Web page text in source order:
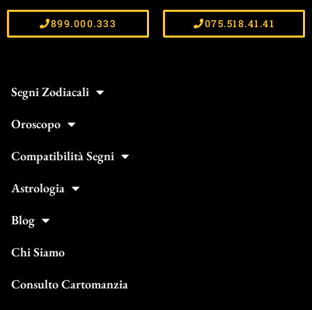
899.000.333 075.518.41.41
Segni Zodiacali
Oroscopo
Compatibilità Segni
Astrologia
Blog
Chi Siamo
Consulto Cartomanzia